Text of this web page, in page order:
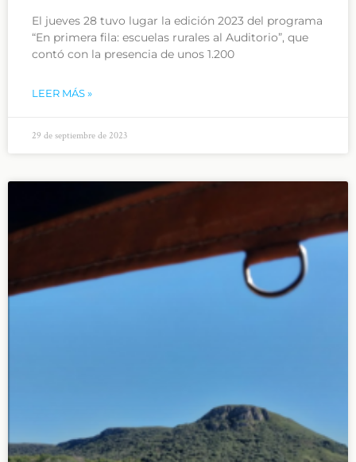
El jueves 28 tuvo lugar la edición 2023 del programa
“En primera fila: escuelas rurales al Auditorio”, que
contó con la presencia de unos 1.200
LEER MÁS »
29 de septiembre de 2023